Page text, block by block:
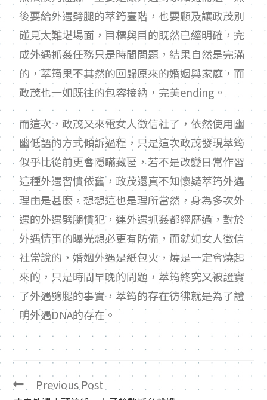
後要給外遇劈腿的萃筠臺階，也要顧及讓政茂別
碰見太難堪場面，目標與目的既然已經明確，完
成外遇抓姦任務只是時間問題，結果自然是完滿
的，萃筠果不其然的回歸原來的婚姻與家庭，而
政茂也一如既往的包容接納，完美ending 。
而這次，政茂又來電女人徵信社了，依然使用幽
幽低語的方式傾訴過程，只是這次政茂發現萃筠
似乎比從前更會隱瞞藏匿，若不是改變日常作習
這種外遇習慣依舊，政茂還真不知懷疑萃筠外遇
理由是甚麼，想想這也是理所當然，身為多次外
遇的外遇劈腿慣犯，連外遇抓姦都經歷過，對於
外遇情事的曝光想必更有防備，而就如女人徵信
社常說的，婚姻外遇是紙包火，燒是一定會燒起
來的，只是時間早晚的問題，萃筠終究又被證實
了外遇劈腿的事實，萃筠的存在彷彿就是為了證
明外遇DNA的存在。
Previous Post